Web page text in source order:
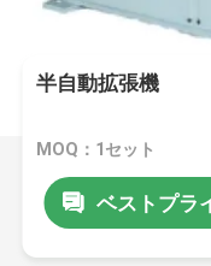
半自動拡張機
MOQ：1セット
ベストプラ